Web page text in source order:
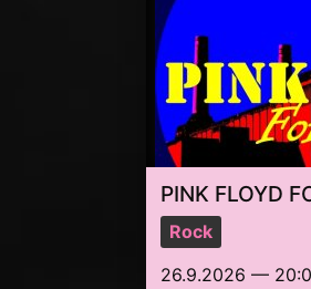
PINK FLOYD
Rock
26.9.2026 —